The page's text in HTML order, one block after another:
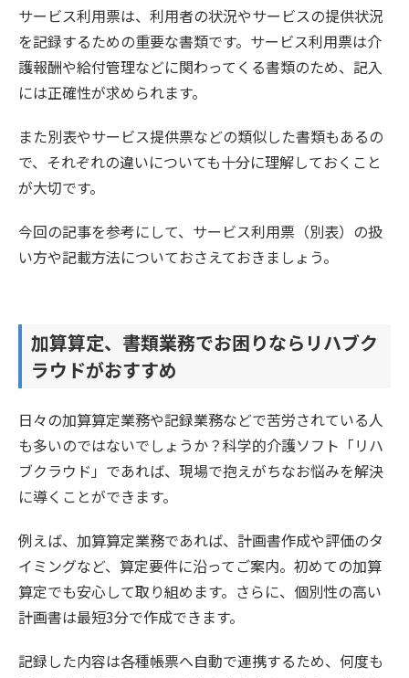
サービス利用票は、利用者の状況やサービスの提供状況
を記録するための重要な書類です。サービス利用票は介
護報酬や給付管理などに関わってくる書類のため、記入
には正確性が求められます。
また別表やサービス提供票などの類似した書類もあるの
で、それぞれの違いについても十分に理解しておくこと
が大切です。
今回の記事を参考にして、サービス利用票（別表）の扱
い方や記載方法についておさえておきましょう。
加算算定、書類業務でお困りならリハブク
ラウドがおすすめ
日々の加算算定業務や記録業務などで苦労されている人
も多いのではないでしょうか？科学的介護ソフト「リハ
ブクラウド」であれば、現場で抱えがちなお悩みを解決
に導くことができます。
例えば、加算算定業務であれば、計画書作成や評価のタ
イミングなど、算定要件に沿ってご案内。初めての加算
算定でも安心して取り組めます。さらに、個別性の高い
計画書は最短3分で作成できます。
記録した内容は各種帳票へ自動で連携するため、何度も